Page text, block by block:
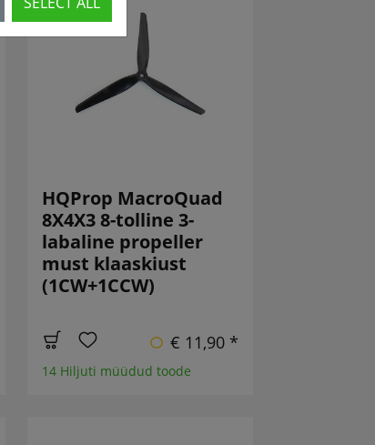
HQProp MacroQuad
8X4X3 8-tolline 3-
labaline propeller
must klaaskiust
(1CW+1CCW)
€ 11,90 *
14 Hiljuti müüdud toode